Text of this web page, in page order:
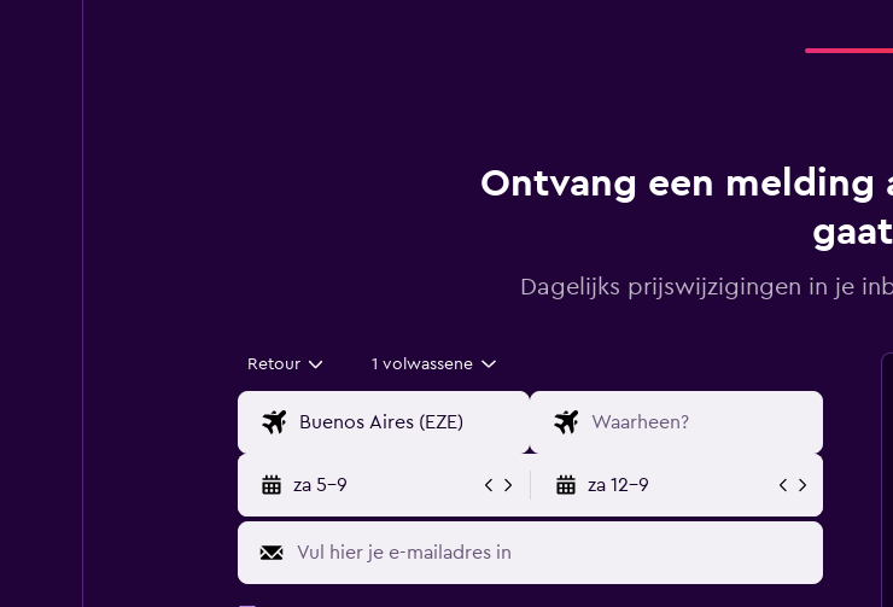
Ontvang een melding
gaat
Dagelijks prijswijzigingen in je
Retour 1 volwassene
za 5-9 za 12-9